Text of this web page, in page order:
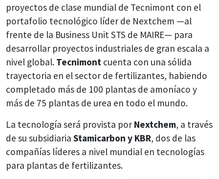
proyectos de clase mundial de Tecnimont con el
portafolio tecnológico líder de Nextchem —al
frente de la Business Unit STS de MAIRE— para
desarrollar proyectos industriales de gran escala a
nivel global. Tecnimont cuenta con una sólida
trayectoria en el sector de fertilizantes, habiendo
completado más de 100 plantas de amoníaco y
más de 75 plantas de urea en todo el mundo.
La tecnología será provista por Nextchem, a través
de su subsidiaria Stamicarbon y KBR, dos de las
compañías líderes a nivel mundial en tecnologías
para plantas de fertilizantes.